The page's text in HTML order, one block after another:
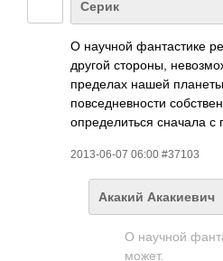
Серик
О научной фантастике
другой стороны,
пределах нашей
повседневности
определиться сначала с
2013-06-07 06:00 #37103
Акакий Акакиевич
О научной
может.